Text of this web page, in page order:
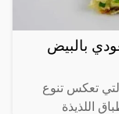
بالبيض
تعكس تنوع
اللذيذة